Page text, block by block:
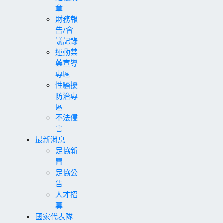
章
財務報
告/會
議記錄
運動禁
藥宣導
專區
性騷擾
防治專
區
不法侵
害
最新消息
足協新
聞
足協公
告
人才招
募
國家代表隊